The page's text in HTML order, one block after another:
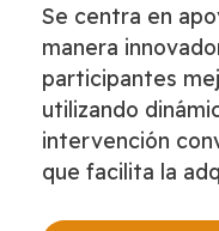
Se centra en
manera
participantes
utilizando
intervención
que facilita la